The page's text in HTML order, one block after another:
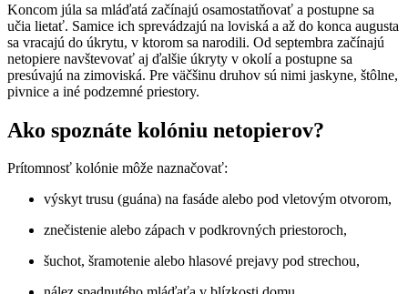
Koncom júla sa mláďatá začínajú osamostatňovať a postupne sa
učia lietať. Samice ich sprevádzajú na loviská a až do konca augusta
sa vracajú do úkrytu, v ktorom sa narodili. Od septembra začínajú
netopiere navštevovať aj ďalšie úkryty v okolí a postupne sa
presúvajú na zimoviská. Pre väčšinu druhov sú nimi jaskyne, štôlne,
pivnice a iné podzemné priestory.
Ako spoznáte kolóniu netopierov?
Prítomnosť kolónie môže naznačovať:
výskyt trusu (guána) na fasáde alebo pod vletovým otvorom,
znečistenie alebo zápach v podkrovných priestoroch,
šuchot, šramotenie alebo hlasové prejavy pod strechou,